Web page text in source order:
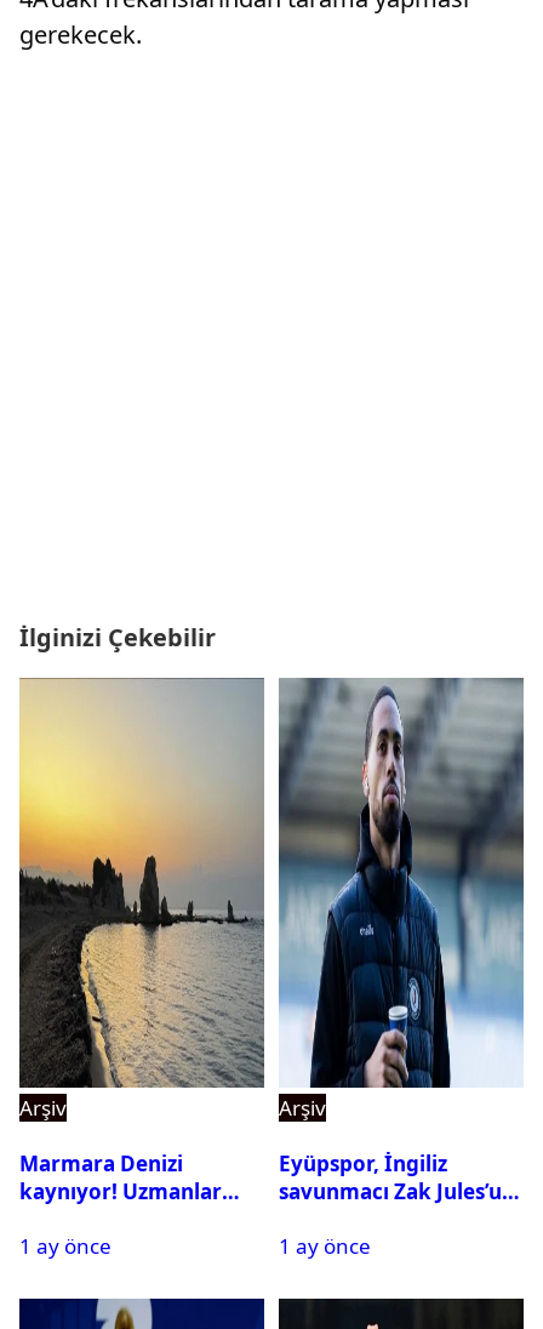
gerekecek.
İlginizi Çekebilir
Arşiv
Marmara Denizi
kaynıyor! Uzmanlar
1 ay önce
Arşiv
Eyüpspor, İngiliz
savunmacı Zak Jules’u
1 ay önce